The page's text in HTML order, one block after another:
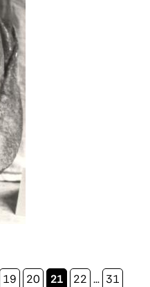
Page
19 Page
20
Page
21 Page
22 … Page
31